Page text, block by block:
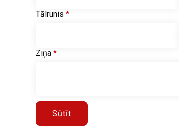
Tālrunis *
Ziņa *
Sūtīt